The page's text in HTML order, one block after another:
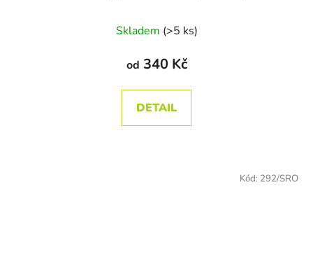
Skladem (>5 ks)
od 340 Kč
DETAIL
Kód: 292/SRO